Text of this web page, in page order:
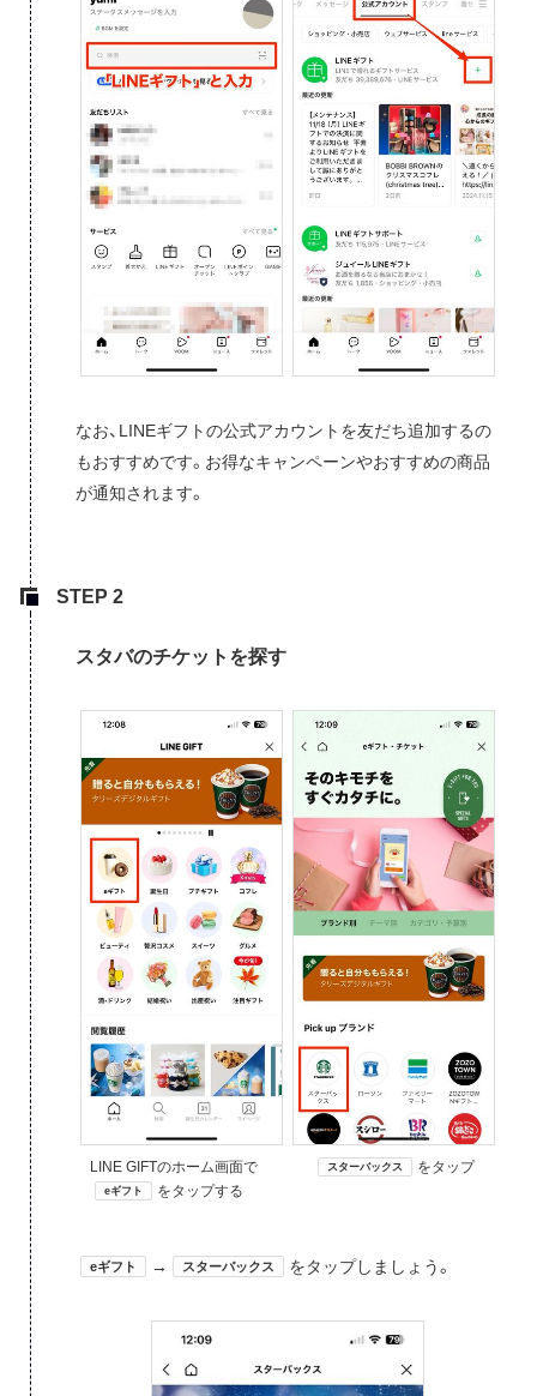
なお、LINEギフトの公式アカウントを友だち追加するの
もおすすめです。お得なキャンペーンやおすすめの商品
が通知されます。
スタバのチケットを探す
LINE GIFTのホーム画面で
eギフト をタップする
スターバックス をタップ
eギフト → スターバックス をタップしましょう。